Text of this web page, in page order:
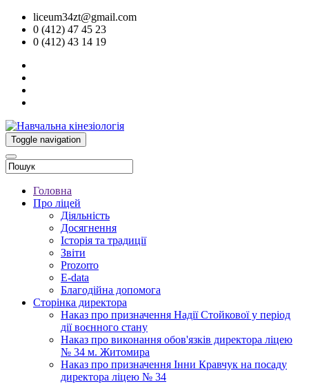
liceum34zt@gmail.com
0 (412) 47 45 23
0 (412) 43 14 19
Toggle navigation
Головна
Про ліцей
Діяльність
Досягнення
Історія та традиції
Звіти
Prozorro
E-data
Благодійна допомога
Сторінка директора
Наказ про призначення Надії Стойкової у період
дії воєнного стану
Наказ про виконання обов'язків директора ліцею
№ 34 м. Житомира
Наказ про призначення Інни Кравчук на посаду
директора ліцею № 34